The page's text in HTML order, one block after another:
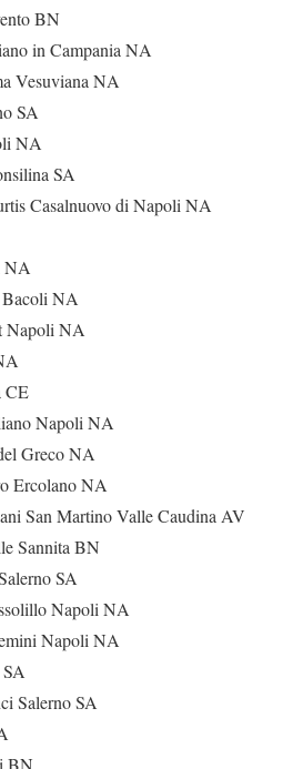
BN
in Campania NA
Vesuviana NA
SA
NA
SA
Casalnuovo di Napoli NA
NA
Bacoli NA
Napoli NA
CE
Napoli NA
Greco NA
Ercolano NA
San Martino Valle Caudina AV
Sannita BN
SA
Napoli NA
Napoli NA
Salerno SA
BN